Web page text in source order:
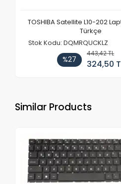
TOSHIBA Satellite L10-202
Türkçe
Stok Kodu: DQMRQUCKLZ
%27
443,42 TL
324,50
Similar Products